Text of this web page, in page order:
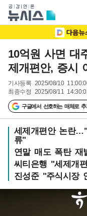
10억원 사면 대
제개편안, 증시
기사등록 2025/08/10
최종수정 2025/08/11
구글에서 선호하는 매체로 추
세제개편안 논란
류"
연말 매도 폭탄 재
씨티은행 "세제개
진성준 "주식시장